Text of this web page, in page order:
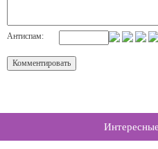
Антиспам: